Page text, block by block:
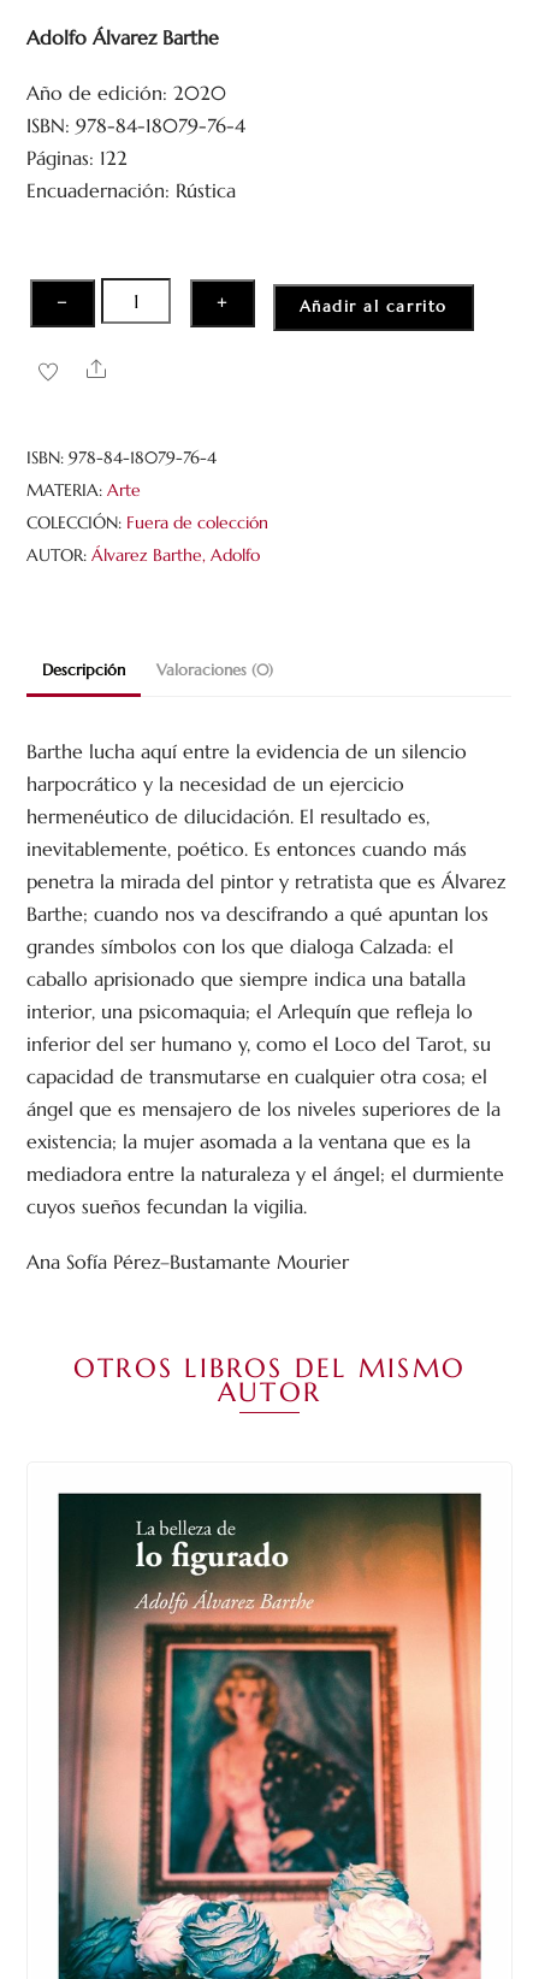
a
r
d
o
c
o
5
Adolfo Álvarez Barthe
Año de edición: 2020
ISBN: 978-84-18079-76-4
Páginas: 122
Encuadernación: Rústica
−
Sáenz
de
Un
análisis
pictórico.
cantidad
+ Añadir al carrito
Share
ISBN:978-84-18079-76-4
MATERIA:Arte
COLECCIÓN: Fuera de colección
AUTOR:Álvarez Barthe, Adolfo
Descripción Valoraciones (0)
Barthe lucha aquí entre la evidencia de un silencio
harpocrático y la necesidad de un ejercicio
hermenéutico de dilucidación. El resultado es,
inevitablemente, poético. Es entonces cuando más
penetra la mirada del pintor y retratista que es Álvarez
Barthe; cuando nos va descifrando a qué apuntan los
grandes símbolos con los que dialoga Calzada: el
caballo aprisionado que siempre indica una batalla
interior, una psicomaquia; el Arlequín que refleja lo
inferior del ser humano y, como el Loco del Tarot, su
capacidad de transmutarse en cualquier otra cosa; el
ángel que es mensajero de los niveles superiores de la
existencia; la mujer asomada a la ventana que es la
mediadora entre la naturaleza y el ángel; el durmiente
cuyos sueños fecundan la vigilia.
Ana Sofía Pérez–Bustamante Mourier
OTROS LIBROS DEL MISMO
AUTOR